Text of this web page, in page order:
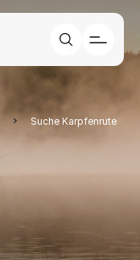
Suche Karpfenrute